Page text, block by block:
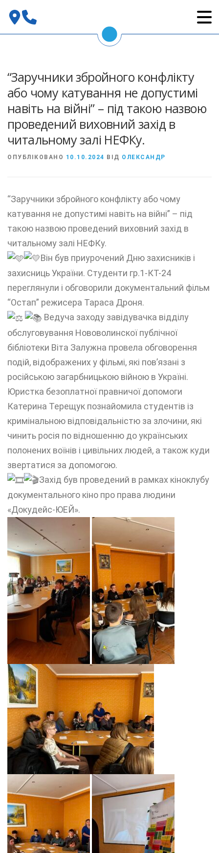
“Заручники збройного конфлікту
або чому катування не допустимі
навіть на війні” – під такою назвою
проведений виховний захід в
читальному залі НЕФКу.
ОПУБЛІКОВАНО 10.10.2024 ВІД ОЛЕКСАНДР
“Заручники збройного конфлікту або чому
катування не допустимі навіть на війні” – під
такою назвою проведений виховний захід в
читальному залі НЕФКу.
Він був приурочений Дню захисників і
захисниць України. Студенти гр.1-КТ-24
переглянули і обговорили документальний фільм
“Остап” режисера Тараса Дроня.
Ведуча заходу завідувачка відділу
обслуговування Нововолинскої публічної
бібліотеки Віта Залужна провела обговорення
подій, відображених у фільмі, які повʼязані з
російською загарбницькою війною в Україні.
Юристка безоплатної правничої допомоги
Катерина Терещук познайомила студентів із
кримінальною відповідальністю за злочини, які
чинить росія по відношенню до українських
полонених воїнів і цивільних людей, а також куди
звертатися за допомогою.
Захід був проведений в рамках кіноклубу
документального кіно про права людини
«Докудейс-ЮЕЙ».